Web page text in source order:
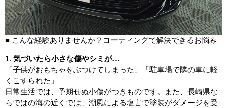
■ こんな経験ありませんか？コーティングで解決できるお悩み
1. 気づいたら小さな傷やシミが…
「子供がおもちゃをぶつけてしまった」「駐車場で隣の車に軽
くこすられた」
日常生活では、予期せぬ小傷がつきものです。また、長崎県な
らではの海の近くでは、潮風による塩害で塗装がダメージを受